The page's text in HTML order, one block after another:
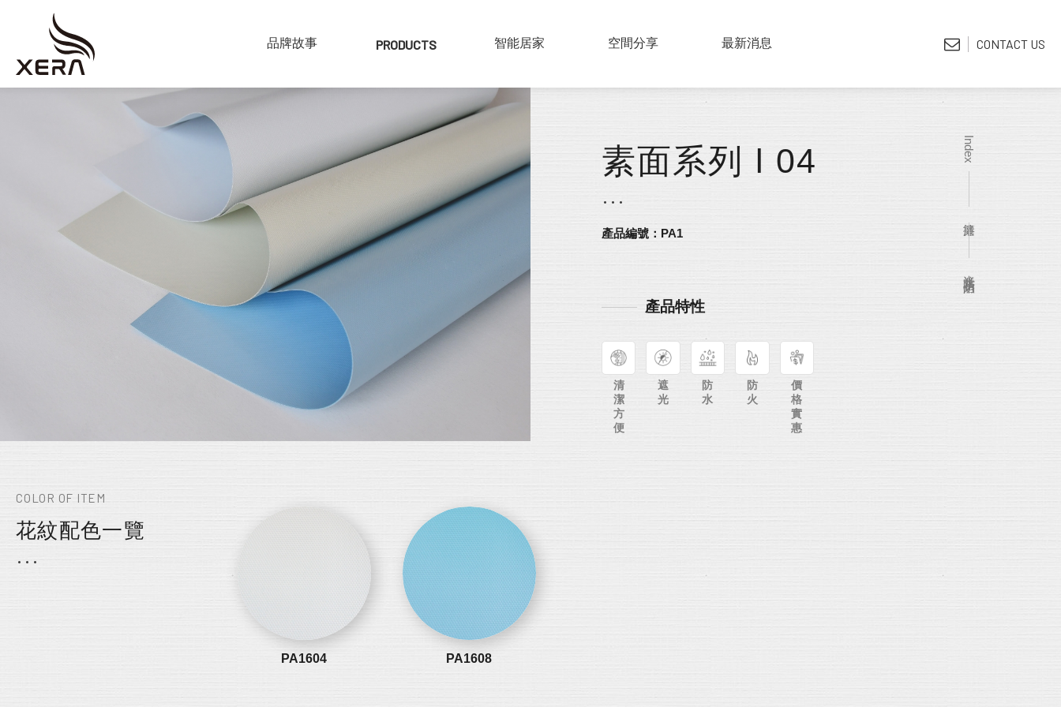
ABOUT US
品牌故事 PRODUCTS
產品介紹
仿木百葉
鋁片百葉
SMART HOME
智能居家 COLLECTIONS
空間分享 LATEST NEWS
最新消息 CONTACT US
Index
素面系列 l 04
產品編號：PA1
產品特性
清
潔
方
便
遮
光
防
水
防
火
價
格
實
惠
COLOR OF ITEM
花紋配色一覽
PA1604 PA1608